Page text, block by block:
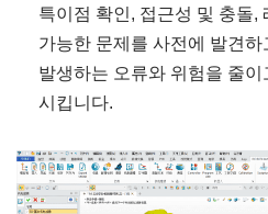
특이점 확인, 접근성 및 충돌,
가능한 문제를 사전에 발견하
발생하는 오류와 위험을 줄
시킵니다.